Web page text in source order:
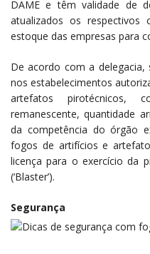
DAME e têm validade de
atualizados os respectivos
estoque das empresas para
De acordo com a delegacia,
nos estabelecimentos
artefatos pirotécnicos,
remanescente, quantidade
da competência do órgão
fogos de artifícios e
licença para o exercício da
(‘Blaster’).
Segurança